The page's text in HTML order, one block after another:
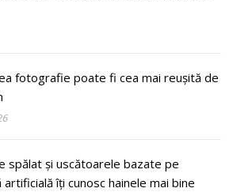
fotografie poate fi cea mai reușită de
spălat și uscătoarele bazate pe
îți cunosc hainele mai bine